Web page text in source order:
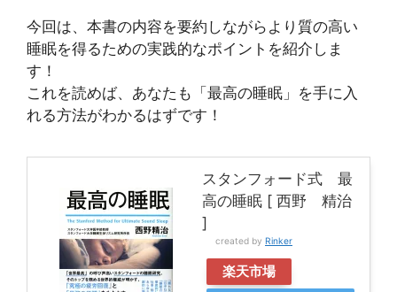
今回は、本書の内容を要約しながらより質の高い
睡眠を得るための実践的なポイントを紹介しま
す！
これを読めば、あなたも「最高の睡眠」を手に入
れる方法がわかるはずです！
スタンフォード式 最
高の睡眠 [ 西野 精治
]
created by Rinker
楽天市場